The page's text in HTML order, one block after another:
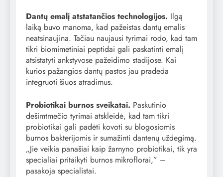
Dantų emalį atstatančios technologijos. Ilgą
laiką buvo manoma, kad pažeistas dantų emalis
neatsinaujina. Tačiau naujausi tyrimai rodo, kad tam
tikri biomimetiniai peptidai gali paskatinti emalį
atsistatyti ankstyvose pažeidimo stadijose. Kai
kurios pažangios dantų pastos jau pradeda
integruoti šiuos atradimus.
Probiotikai burnos sveikatai. Paskutinio
dešimtmečio tyrimai atskleidė, kad tam tikri
probiotikai gali padėti kovoti su blogosiomis
burnos bakterijomis ir sumažinti dantenų uždegimą.
„Jie veikia panašiai kaip žarnyno probiotikai, tik yra
specialiai pritaikyti burnos mikroflorai,” –
pasakoja specialistai.